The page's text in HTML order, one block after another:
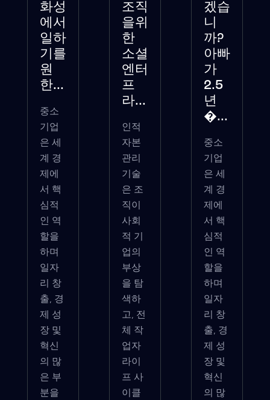
화성
에서
일하
기를
원
한...
중소
기업
은 세
계 경
제에
서 핵
심적
인 역
할을
하며
일자
리 창
출, 경
제 성
장 및
혁신
의 많
은 부
분을
조직
을위
한
소셜
엔터
프
라...
인적
자본
관리
기술
은 조
직이
사회
적 기
업의
부상
을 탐
색하
고, 전
체 작
업자
라이
프 사
이클
겠습
니
까?
아빠
가
2.5
년
�...
중소
기업
은 세
계 경
제에
서 핵
심적
인 역
할을
하며
일자
리 창
출, 경
제 성
장 및
혁신
의 많